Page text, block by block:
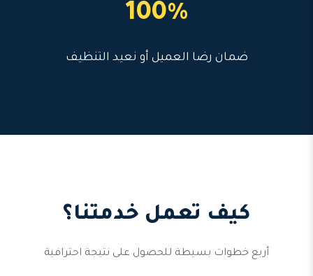
100%
ضمان رضا العميل أو نعيد التنظيف
كيف تعمل خدمتنا؟
أربع خطوات بسيطة للحصول على نتيجة احترافية